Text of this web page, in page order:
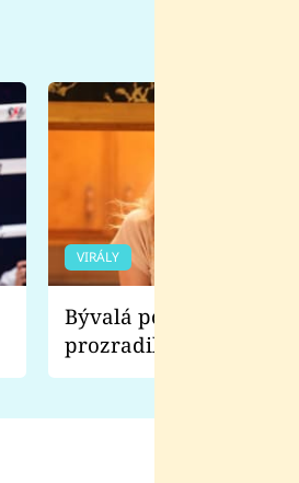
VIRÁLY
Bývalá pornoherečka
prozradila, co ji
natáčení Euforie.